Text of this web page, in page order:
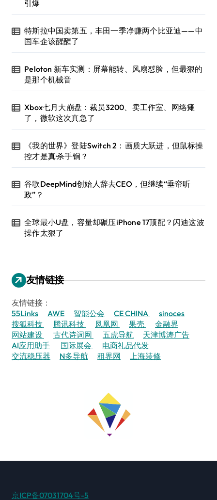
引爆
特斯拉中国卖第五，丰田一季净赚两个比亚迪——中
国车企该醒醒了
Peloton 新车实测：屏幕能转、风扇怼脸，但最狠的
是那个机械音
Xbox七月大崩盘：裁员3200、卖工作室、网络瘫
了，微软这次真急了
《我的世界》登陆Switch 2：画质大跃进，但鼠标操
控才是真·杀手锏？
谷歌DeepMind创始人辞去CEO，但继续“垂帘听
政”？
全球最小U盘，容量却碾压iPhone 17顶配？闪迪这波
操作太狠了
友情链接
友情链接：
55Links
AWE 智能公会 CE CHINA
sinoces
搜狐科技
腾讯科技 凤凰网 果壳
金融界
网站建设
古代诗词网 五虎导航
天津博涛广告
AI应用助手
国际展会
电商礼品代发
交流稳压器
N多导航 租界网 上海装修
京ICP备07031704号-5